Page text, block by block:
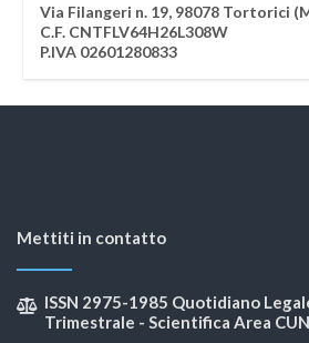
Via Filangeri n. 19, 98078 Tortorici
C.F. CNTFLV64H26L308W
P.IVA 02601280833
Mettiti in contatto
ISSN 2975-1985 Quotidiano
Trimestrale - Scientifica Area